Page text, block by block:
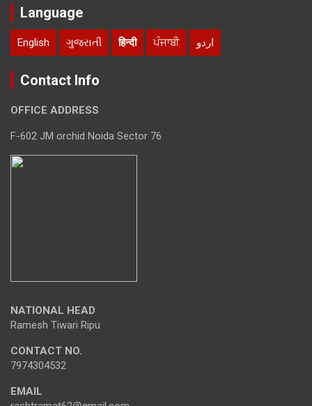
Language
English ગુજરાતી हिन्दी ਪੰਜਾਬੀ اردو
Contact Info
OFFICE ADDRESS
F-602 JM orchid Noida Sector 76
NATIONAL HEAD
Ramesh Tiwari Ripu
CONTACT NO.
7974304532
EMAIL